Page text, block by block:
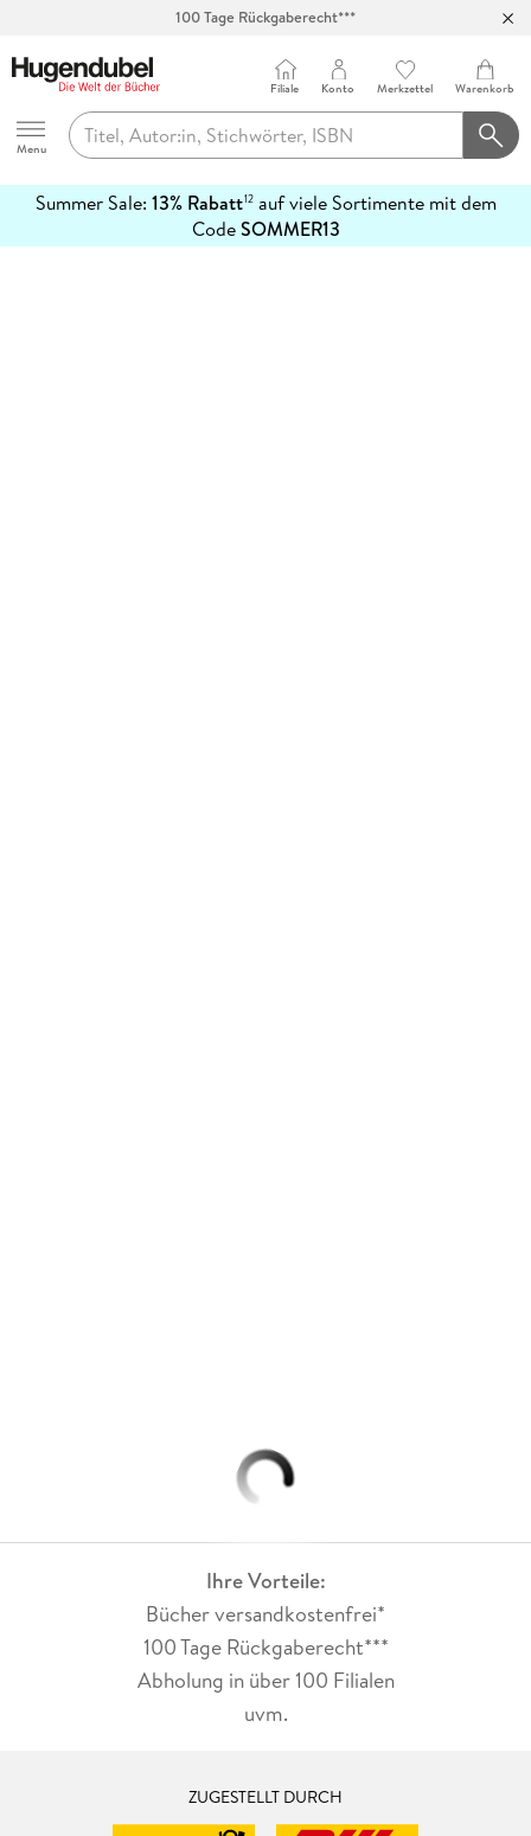
100 Tage Rückgaberecht***
Hugendubel
Menu
Filiale Konto Merkzettel Warenkorb
Summer Sale: 13% Rabatt12auf viele Sortimente mit dem
CodeSOMMER13
erfahren
Ihre Vorteile:
Bücher versandkostenfrei*
100 Tage Rückgaberecht***
Abholung in über 100 Filialen
uvm.
ZUGESTELLT DURCH